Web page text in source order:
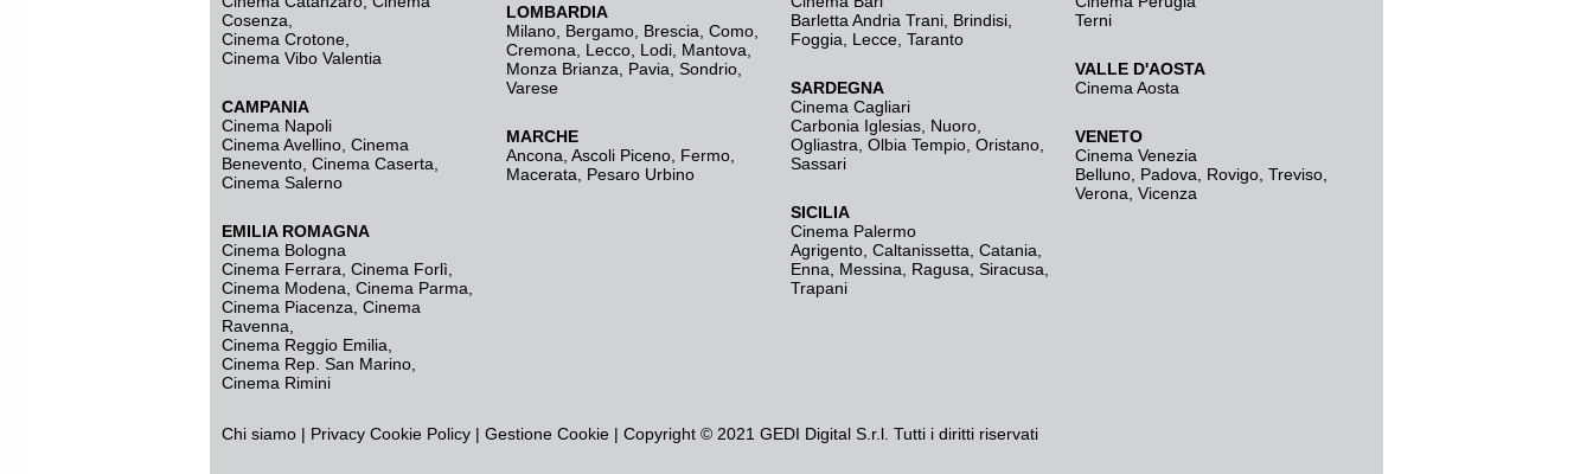
Cosenza
Cinema Crotone
Cinema Vibo Valentia
CAMPANIA
Cinema Napoli
Cinema Avellino Cinema
Benevento Cinema Caserta
Cinema Salerno
EMILIA ROMAGNA
Cinema Bologna
Cinema Ferrara Cinema Forlì
Cinema Modena Cinema Parma
Cinema Piacenza Cinema
Ravenna
Cinema Reggio Emilia
Cinema Rep. San Marino
Cinema Rimini
LOMBARDIA
Milano Bergamo Brescia, Como
Cremona
Lecco Lodi Mantova
Monza Brianza
Pavia Sondrio
Varese
MARCHE
Ancona Ascoli Piceno Fermo
Macerata
Pesaro Urbino
Barletta Andria Trani Brindisi
Foggia
Lecce Taranto
SARDEGNA
Cinema Cagliari
Carbonia Iglesias Nuoro
Ogliastra Olbia Tempio Oristano
Sassari
SICILIA
Cinema Palermo
Agrigento Caltanissetta Catania
Enna
Messina Ragusa Siracusa
Trapani
Terni
VALLE D'AOSTA
Cinema Aosta
VENETO
Cinema Venezia
Belluno Padova Rovigo Treviso
Verona Vicenza
Chi siamo | Privacy Cookie Policy | Gestione Cookie | Copyright © 2021 GEDI Digital S.r.l. Tutti i diritti riservati